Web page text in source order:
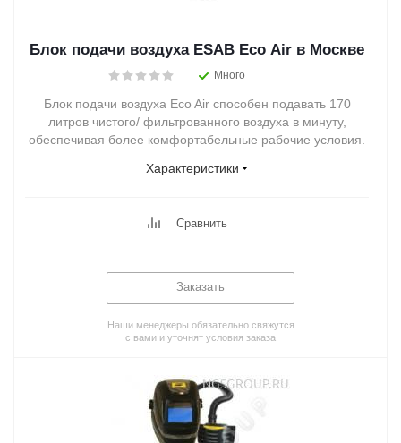
Блок подачи воздуха ESAB Eco Air в Москве
Много
Блок подачи воздуха Eco Air способен подавать 170
литров чистого/ фильтрованного воздуха в минуту,
обеспечивая более комфортабельные рабочие условия.
Характеристики
Сравнить
Заказать
Наши менеджеры обязательно свяжутся
с вами и уточнят условия заказа